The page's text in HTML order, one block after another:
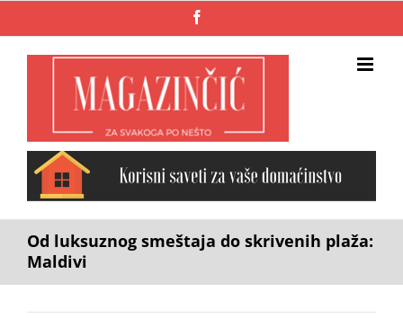
Od luksuznog smeštaja do skrivenih plaža:
Maldivi